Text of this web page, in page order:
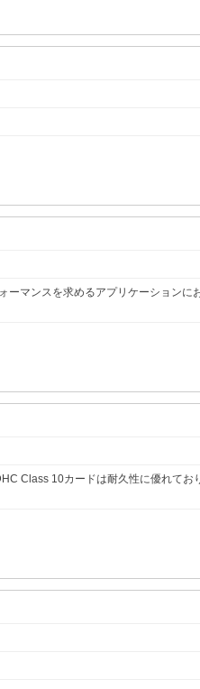
ーマンスを求めるアプリケーションに
Class 10カードは耐久性に優れてお